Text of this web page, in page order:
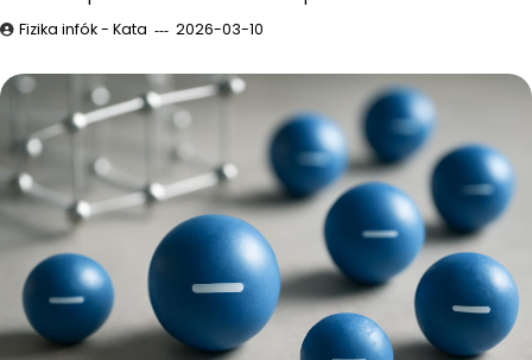
Fizika infók - Kata 2026-03-10